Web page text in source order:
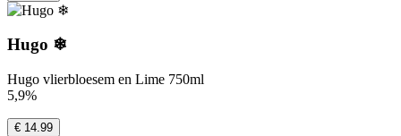
Hugo ❄
Hugo vlierbloesem en Lime 750ml
5,9%
€ 14.99